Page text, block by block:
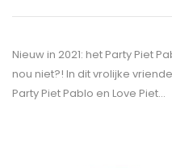
Nieuw in 2021: het Party Piet
nou niet?! In dit vrolijke
Party Piet Pablo en Love Piet…